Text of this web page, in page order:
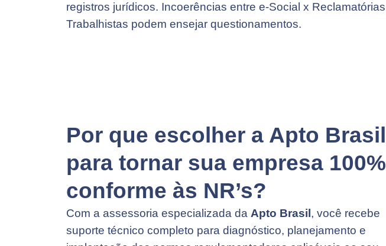
registros jurídicos. Incoerências entre e-Social x Reclamatórias
Trabalhistas podem ensejar questionamentos.
Por que escolher a Apto Brasil
para tornar sua empresa 100%
conforme às NR’s?
Com a assessoria especializada da Apto Brasil , você recebe
suporte técnico completo para diagnóstico, planejamento e